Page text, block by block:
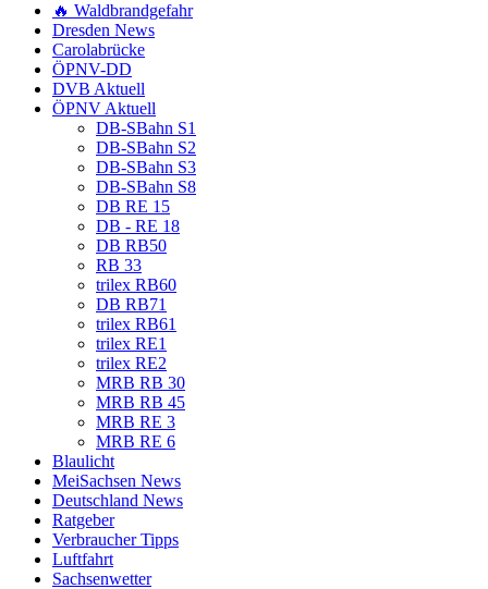
🔥 Waldbrandgefahr
Dresden News
Carolabrücke
ÖPNV-DD
DVB Aktuell
ÖPNV Aktuell
DB-SBahn S1
DB-SBahn S2
DB-SBahn S3
DB-SBahn S8
DB RE 15
DB - RE 18
DB RB50
RB 33
trilex RB60
DB RB71
trilex RB61
trilex RE1
trilex RE2
MRB RB 30
MRB RB 45
MRB RE 3
MRB RE 6
Blaulicht
MeiSachsen News
Deutschland News
Ratgeber
Verbraucher Tipps
Luftfahrt
Sachsenwetter